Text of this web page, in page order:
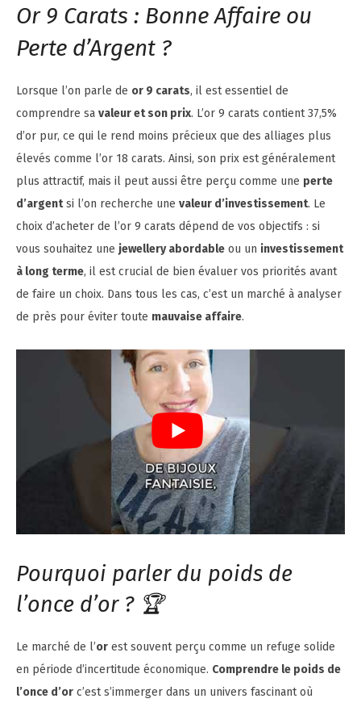
Or 9 Carats : Bonne Affaire ou
Perte d’Argent ?
Lorsque l’on parle de or 9 carats, il est essentiel de
comprendre sa valeur et son prix. L’or 9 carats contient 37,5%
d’or pur, ce qui le rend moins précieux que des alliages plus
élevés comme l’or 18 carats. Ainsi, son prix est généralement
plus attractif, mais il peut aussi être perçu comme une perte
d’argentsi l’on recherche une valeur d’investissement. Le
choix d’acheter de l’or 9 carats dépend de vos objectifs : si
vous souhaitez une jewellery abordable ou un investissement
à long terme, il est crucial de bien évaluer vos priorités avant
de faire un choix. Dans tous les cas, c’est un marché à analyser
de près pour éviter toute mauvaise affaire.
Pourquoi parler du poids de
l’once d’or ? 🏆
Le marché de l’or est souvent perçu comme un refuge solide
en période d’incertitude économique. Comprendre le poids de
l’once d’or c’est s’immerger dans un univers fascinant où